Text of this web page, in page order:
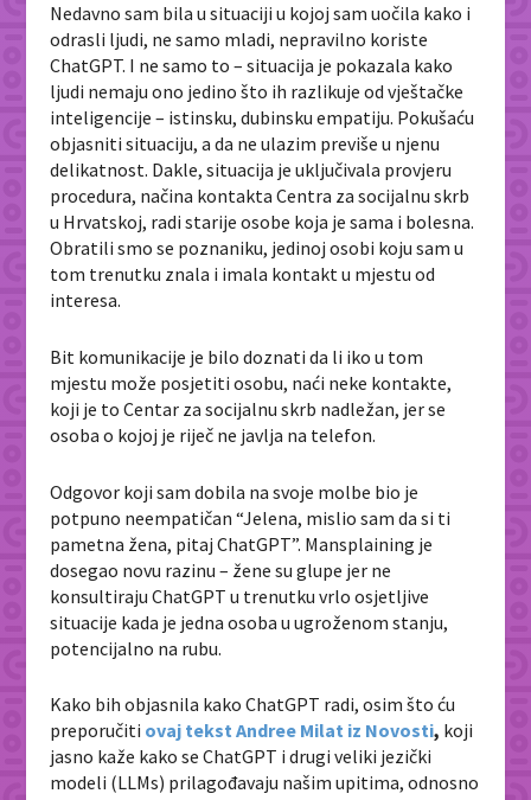
Nedavno sam bila u situaciji u kojoj sam uočila kako i
odrasli ljudi, ne samo mladi, nepravilno koriste
ChatGPT. I ne samo to – situacija je pokazala kako
ljudi nemaju ono jedino što ih razlikuje od vještačke
inteligencije – istinsku, dubinsku empatiju. Pokušaću
objasniti situaciju, a da ne ulazim previše u njenu
delikatnost. Dakle, situacija je uključivala provjeru
procedura, načina kontakta Centra za socijalnu skrb
u Hrvatskoj, radi starije osobe koja je sama i bolesna.
Obratili smo se poznaniku, jedinoj osobi koju sam u
tom trenutku znala i imala kontakt u mjestu od
interesa.
Bit komunikacije je bilo doznati da li iko u tom
mjestu može posjetiti osobu, naći neke kontakte,
koji je to Centar za socijalnu skrb nadležan, jer se
osoba o kojoj je riječ ne javlja na telefon.
Odgovor koji sam dobila na svoje molbe bio je
potpuno neempatičan “Jelena, mislio sam da si ti
pametna žena, pitaj ChatGPT”. Mansplaining je
dosegao novu razinu – žene su glupe jer ne
konsultiraju ChatGPT u trenutku vrlo osjetljive
situacije kada je jedna osoba u ugroženom stanju,
potencijalno na rubu.
Kako bih objasnila kako ChatGPT radi, osim što ću
preporučiti ovaj tekst Andree Milat iz Novosti, koji
jasno kaže kako se ChatGPT i drugi veliki jezički
modeli (LLMs) prilagođavaju našim upitima, odnosno